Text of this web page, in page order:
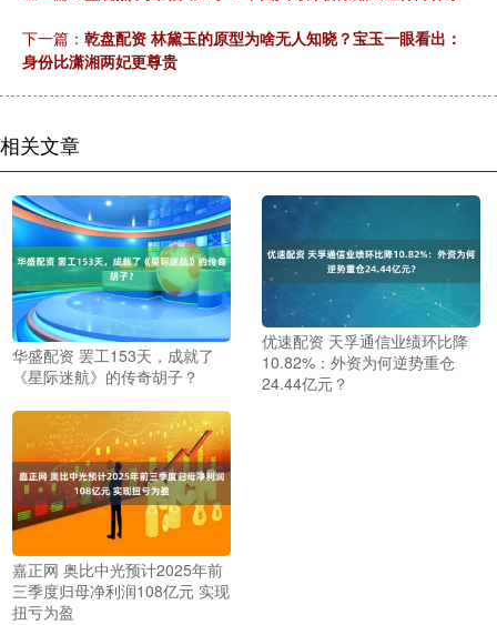
下一篇： 乾盘配资 林黛玉的原型为啥无人知晓？宝玉一眼看出：
身份比潇湘两妃更尊贵
相关文章
华盛配资 罢工153天，成就了
《星际迷航》的传奇胡子？
优速配资 天孚通信业绩环比降
10.82%：外资为何逆势重仓
24.44亿元？
嘉正网 奥比中光预计2025年前
三季度归母净利润108亿元 实现
扭亏为盈